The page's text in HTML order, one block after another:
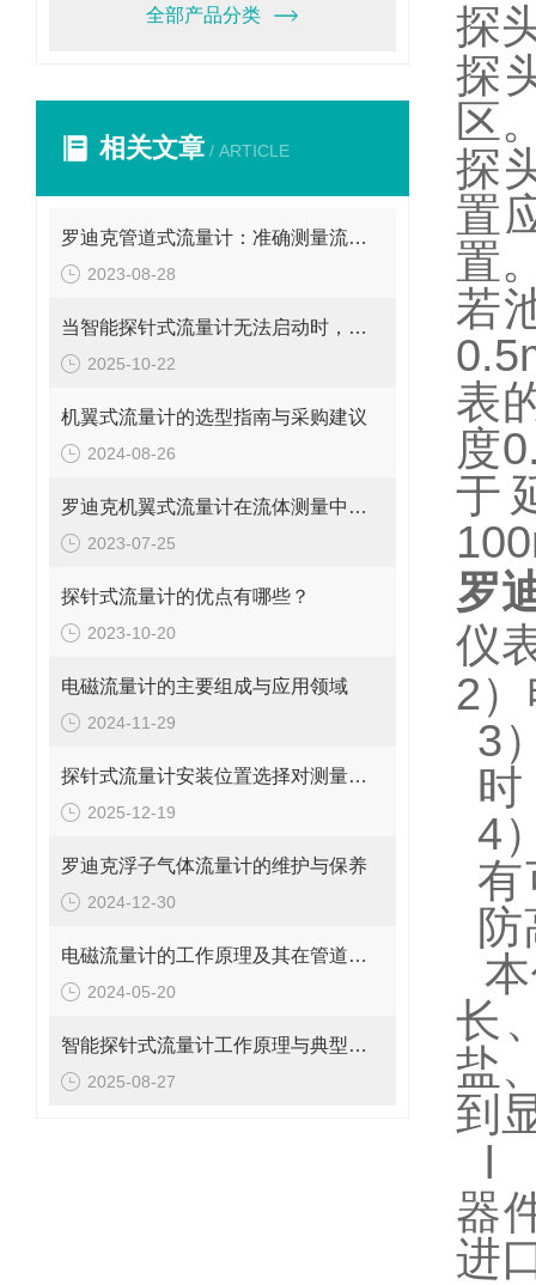
全部产品分类
相关文章 / ARTICLE
罗迪克管道式流量计：准确测量流体的精密工具
2023-08-28
当智能探针式流量计无法启动时，您应该检查这些地方
2025-10-22
机翼式流量计的选型指南与采购建议
2024-08-26
罗迪克机翼式流量计在流体测量中的重要性
2023-07-25
探针式流量计的优点有哪些？
2023-10-20
电磁流量计的主要组成与应用领域
2024-11-29
探针式流量计安装位置选择对测量精度的影响探讨
2025-12-19
罗迪克浮子气体流量计的维护与保养
2024-12-30
电磁流量计的工作原理及其在管道系统中的应用
2024-05-20
智能探针式流量计工作原理与典型应用
2025-08-27
探
探
区
探
置
置
若
表
度
于
罗
仪
2
3
4
有
长
盐
到
器
进